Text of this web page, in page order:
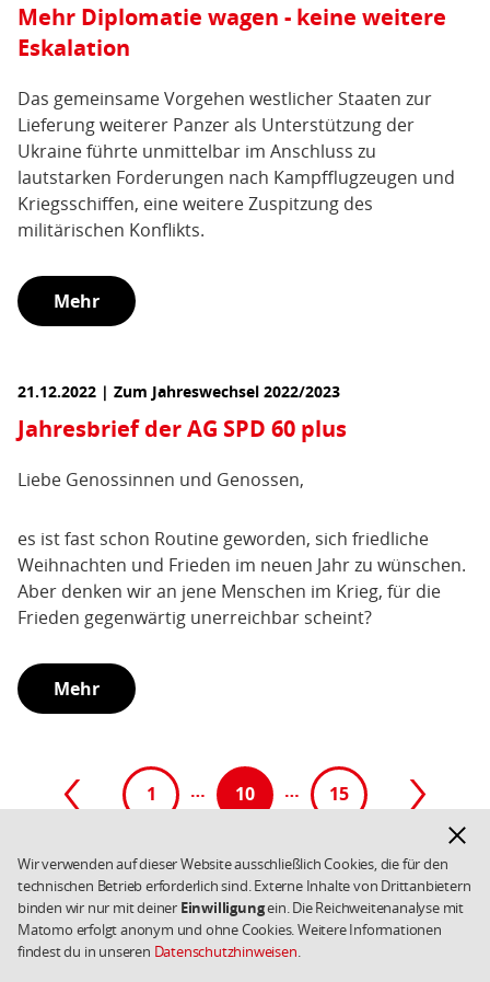
Wir verwenden auf dieser Website ausschließlich Cookies, die für den
technischen Betrieb erforderlich sind. Externe Inhalte von Drittanbietern
binden wir nur mit deiner Einwilligungein. Die Reichweitenanalyse mit
Matomo erfolgt anonym und ohne Cookies. Weitere Informationen
findest du in unseren Datenschutzhinweisen.
Mehr Diplomatie wagen - keine weitere
Eskalation
Das gemeinsame Vorgehen westlicher Staaten zur
Lieferung weiterer Panzer als Unterstützung der
Ukraine führte unmittelbar im Anschluss zu
lautstarken Forderungen nach Kampfflugzeugen und
Kriegsschiffen, eine weitere Zuspitzung des
militärischen Konflikts.
Mehr
21.12.2022 | Zum Jahreswechsel 2022/2023
Jahresbrief der AG SPD 60 plus
Liebe Genossinnen und Genossen,
es ist fast schon Routine geworden, sich friedliche
Weihnachten und Frieden im neuen Jahr zu wünschen.
Aber denken wir an jene Menschen im Krieg, für die
Frieden gegenwärtig unerreichbar scheint?
Mehr
PaginierungVorherige
1 … 10 (aktive
… 15
Nächste
Seite
Fußbereich
Weiterführende
Links/Kleingedrucktes
Kontakt
Datenschutz
Impressum
Cookies
Copyright 2026 SPD